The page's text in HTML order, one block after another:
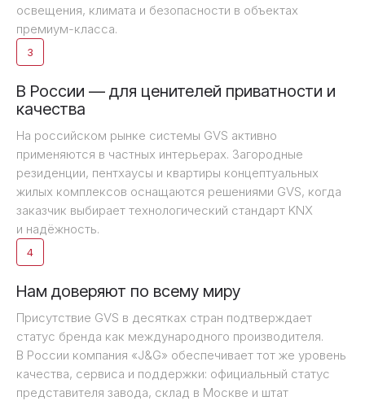
освещения, климата и безопасности в объектах
премиум-класса.
3
В России — для ценителей приватности и
качества
На российском рынке системы GVS активно
применяются в частных интерьерах. Загородные
резиденции, пентхаусы и квартиры концептуальных
жилых комплексов оснащаются решениями GVS, когда
заказчик выбирает технологический стандарт KNX
и надёжность.
4
Нам доверяют по всему миру
Присутствие GVS в десятках стран подтверждает
статус бренда как международного производителя.
В России компания «J&G» обеспечивает тот же уровень
качества, сервиса и поддержки: официальный статус
представителя завода, склад в Москве и штат